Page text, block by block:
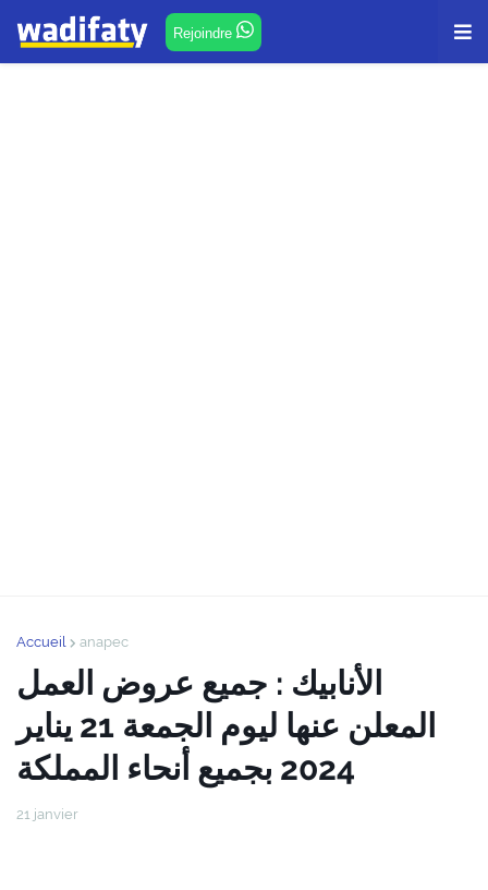
Rejoindre
Accueil anapec
الأنابيك : جميع عروض العمل
المعلن عنها ليوم الجمعة 21 يناير
2024 بجميع أنحاء المملكة
21 janvier